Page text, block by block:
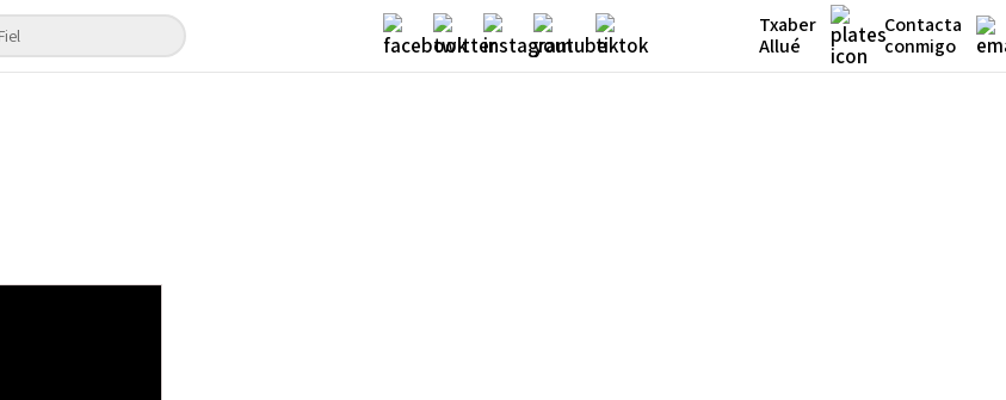
Txaber
Allué
Contacta
conmigo